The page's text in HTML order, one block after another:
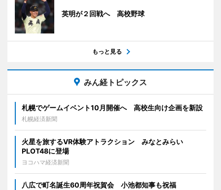
英明が２回戦へ 高校野球
もっと見る
みん経トピックス
札幌でゲームイベント10月開催へ 高校生向け企画を新設
札幌経済新聞
火星を旅するVR体験アトラクション みなとみらい
PLOT48に登場
ヨコハマ経済新聞
八広で町名誕生60周年祝賀会 小池都知事も祝福